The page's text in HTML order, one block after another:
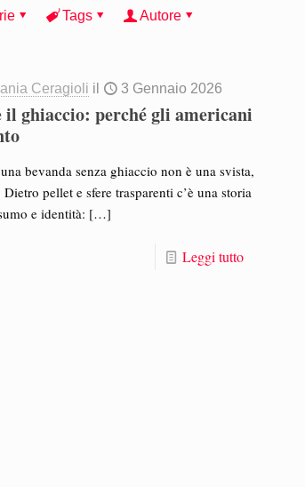
Tags Autore
Ceragioli il 3 Gennaio 2026
il ghiaccio: perché gli americani
bevanda senza ghiaccio non è una svista,
Dietro pellet e sfere trasparenti c’è una storia
e identità: […]
Leggi tutto